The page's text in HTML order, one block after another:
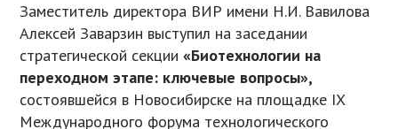
Заместитель директора ВИР имени Н.И. Вавилова
Алексей Заварзин выступил на заседании
стратегической секции«Биотехнологии на
переходном этапе: ключевые вопросы»,
состоявшейся в Новосибирске на площадке IX
Международного форума технологического